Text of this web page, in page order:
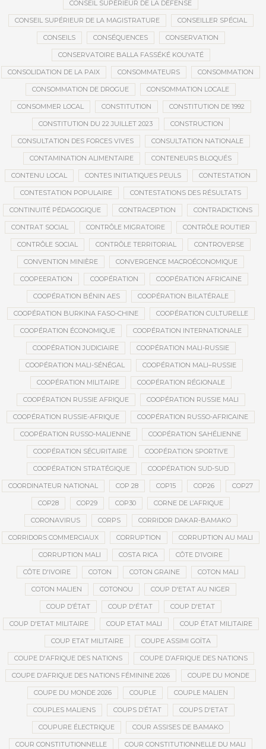
CONSEIL SUPÉRIEUR DE LA DÉFENSE
CONSEIL SUPÉRIEUR DE LA MAGISTRATURE CONSEILLER SPÉCIAL
CONSEILS CONSÉQUENCES CONSERVATION
CONSERVATOIRE BALLA FASSÉKÉ KOUYATÉ
CONSOLIDATION DE LA PAIX CONSOMMATEURS CONSOMMATION
CONSOMMATION DE DROGUE CONSOMMATION LOCALE
CONSOMMER LOCAL CONSTITUTION CONSTITUTION DE 1992
CONSTITUTION DU 22 JUILLET 2023 CONSTRUCTION
CONSULTATION DES FORCES VIVES CONSULTATION NATIONALE
CONTAMINATION ALIMENTAIRE CONTENEURS BLOQUÉS
CONTENU LOCAL CONTES INITIATIQUES PEULS CONTESTATION
CONTESTATION POPULAIRE CONTESTATIONS DES RÉSULTATS
CONTINUITÉ PÉDAGOGIQUE CONTRACEPTION CONTRADICTIONS
CONTRAT SOCIAL CONTRÔLE MIGRATOIRE CONTRÔLE ROUTIER
CONTRÔLE SOCIAL CONTRÔLE TERRITORIAL CONTROVERSE
CONVENTION MINIÈRE CONVERGENCE MACROÉCONOMIQUE
COOPEERATION COOPÉRATION COOPÉRATION AFRICAINE
COOPÉRATION BÉNIN AES COOPÉRATION BILATÉRALE
COOPÉRATION BURKINA FASO-CHINE COOPÉRATION CULTURELLE
COOPÉRATION ÉCONOMIQUE COOPÉRATION INTERNATIONALE
COOPÉRATION JUDICIAIRE COOPÉRATION MALI-RUSSIE
COOPÉRATION MALI-SÉNÉGAL COOPÉRATION MALI–RUSSIE
COOPÉRATION MILITAIRE COOPÉRATION RÉGIONALE
COOPÉRATION RUSSIE AFRIQUE COOPÉRATION RUSSIE MALI
COOPÉRATION RUSSIE-AFRIQUE COOPÉRATION RUSSO-AFRICAINE
COOPÉRATION RUSSO-MALIENNE COOPÉRATION SAHÉLIENNE
COOPÉRATION SÉCURITAIRE COOPÉRATION SPORTIVE
COOPÉRATION STRATÉGIQUE COOPÉRATION SUD-SUD
COORDINATEUR NATIONAL COP 28 COP15 COP26 COP27
COP28 COP29 COP30 CORNE DE L’AFRIQUE
CORONAVIRUS CORPS CORRIDOR DAKAR-BAMAKO
CORRIDORS COMMERCIAUX CORRUPTION CORRUPTION AU MALI
CORRUPTION MALI COSTA RICA CÔTE D’IVOIRE
CÔTE D'IVOIRE COTON COTON GRAINE COTON MALI
COTON MALIEN COTONOU COUP D'ETAT AU NIGER
COUP D’ÉTAT COUP D'ÉTAT COUP D'ETAT
COUP D'ETAT MILITAIRE COUP ETAT MALI COUP ÉTAT MILITAIRE
COUP ETAT MILITAIRE COUPE ASSIMI GOÏTA
COUPE D'AFRIQUE DES NATIONS COUPE D’AFRIQUE DES NATIONS
COUPE D’AFRIQUE DES NATIONS FÉMININE 2026 COUPE DU MONDE
COUPE DU MONDE 2026 COUPLE COUPLE MALIEN
COUPLES MALIENS COUPS D’ÉTAT COUPS D'ETAT
COUPURE ÉLECTRIQUE COUR ASSISES DE BAMAKO
COUR CONSTITUTIONNELLE COUR CONSTITUTIONNELLE DU MALI